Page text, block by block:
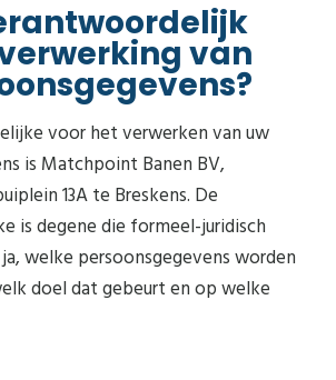
van
voor het verwerken van uw
is Matchpoint Banen BV,
13A te Breskens. De
is degene die formeel-juridisch
welke persoonsgegevens worden
doel dat gebeurt en op welke